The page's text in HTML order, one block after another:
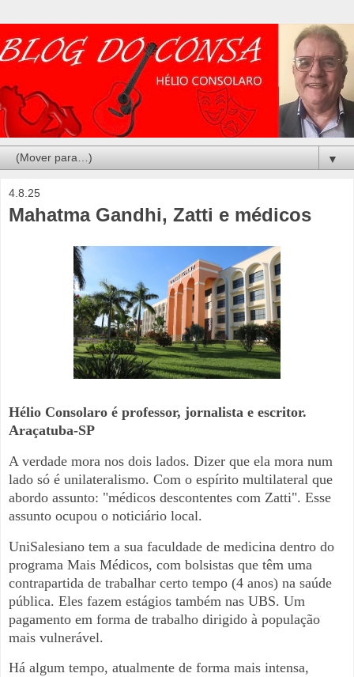
▼
4.8.25
Mahatma Gandhi, Zatti e médicos
Hélio Consolaro é professor, jornalista e escritor.
Araçatuba-SP
A verdade mora nos dois lados. Dizer que ela mora num
lado só é unilateralismo. Com o espírito multilateral que
abordo assunto: "médicos descontentes com Zatti". Esse
assunto ocupou o noticiário local.
UniSalesiano tem a sua faculdade de medicina dentro do
programa Mais Médicos, com bolsistas que têm uma
contrapartida de trabalhar certo tempo (4 anos) na saúde
pública. Eles fazem estágios também nas UBS. Um
pagamento em forma de trabalho dirigido à população
mais vulnerável.
Há algum tempo, atualmente de forma mais intensa,